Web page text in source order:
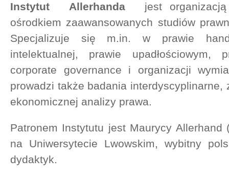
Instytut Allerhanda jest
ośrodkiem zaawansowanych studiów
Specjalizuje się m.in. w prawie
intelektualnej, prawie upadłościowym,
corporate governance i organizacji
prowadzi także badania interdyscyplinarne,
ekonomicznej analizy prawa.
Patronem Instytutu jest Maurycy Allerhand
na Uniwersytecie Lwowskim, wybitny
dydaktyk.